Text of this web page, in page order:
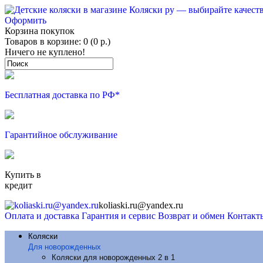
Оформить
Корзина покупок
Товаров в корзине: 0 (0 р.)
Ничего не куплено!
Бесплатная доставка по РФ*
Гарантийное обслуживание
Купить в
кредит
koliaski.ru@yandex.ru
Оплата и доставка Гарантия и сервис Возврат и обмен
Коляски
Для новорожденных
Коляски для новорожденных 2 в 1